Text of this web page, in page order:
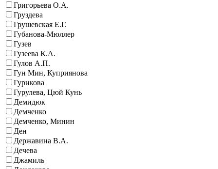
Григорьева О.А.
Груздева
Грушевская Е.Г.
Губанова-Мюллер
Гузев
Гузеева К.А.
Гулов А.П.
Гун Мин, Куприянова
Гурикова
Гурулева, Цюй Кунь
Демидюк
Демченко
Демченко, Минин
Ден
Державина В.А.
Дечева
Джамиль